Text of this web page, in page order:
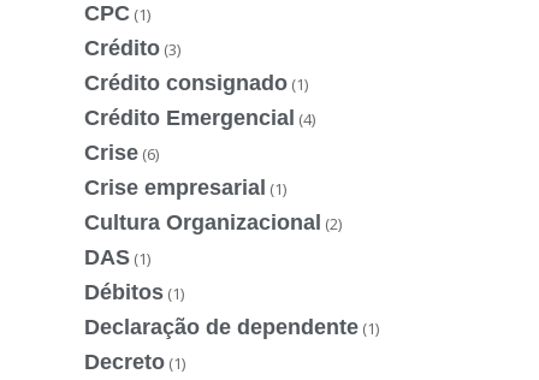
CPC (1)
Crédito (3)
Crédito consignado (1)
Crédito Emergencial (4)
Crise (6)
Crise empresarial (1)
Cultura Organizacional (2)
DAS (1)
Débitos (1)
Declaração de dependente (1)
Decreto (1)